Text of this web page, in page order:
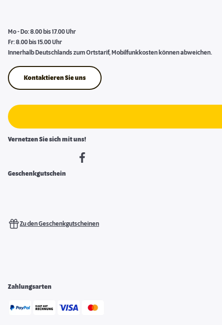
Mo - Do: 8.00 bis 17.00 Uhr
Fr: 8.00 bis 15.00 Uhr
Innerhalb Deutschlands zum Ortstarif, Mobilfunkkosten können abweichen.
Kontaktieren Sie uns
Vernetzen Sie sich mit uns!
Geschenkgutschein
Zu den Geschenkgutscheinen
Zahlungsarten